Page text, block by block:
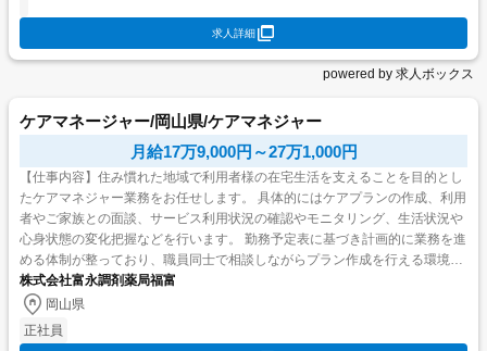
求人詳細
powered by 求人ボックス
ケアマネージャー/岡山県/ケアマネジャー
月給17万9,000円～27万1,000円
【仕事内容】住み慣れた地域で利用者様の在宅生活を支えることを目的とし
たケアマネジャー業務をお任せします。 具体的にはケアプランの作成、利用
者やご家族との面談、サービス利用状況の確認やモニタリング、生活状況や
心身状態の変化把握などを行います。 勤務予定表に基づき計画的に業務を進
める体制が整っており、職員同士で相談しながらプラン作成を行える環境で
す。土日祝休みのため、プライベートとの両立もしやすく、安...
株式会社富永調剤薬局福富
岡山県
正社員